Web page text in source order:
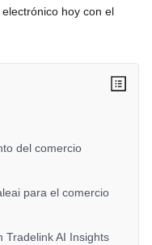
hoy con el
del comercio
para el comercio
Tradelink AI Insights